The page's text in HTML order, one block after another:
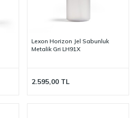
Lexon Horizon Jel Sabunluk
Metalik Gri LH91X
2.595,00 TL